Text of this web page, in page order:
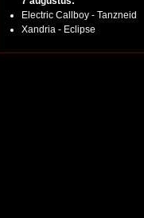
Electric Callboy - Tanzneid
Xandria - Eclipse